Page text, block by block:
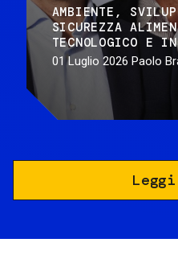
AMBIENTE
SICUREZZA
TECNOLOGICO E
01 Luglio 2026 Paolo